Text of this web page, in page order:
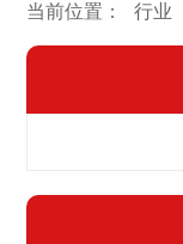
当前位置： 行业